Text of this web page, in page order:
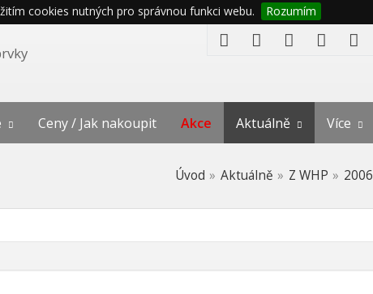
cookies nutných pro správnou funkci webu. Rozumím
Ceny / Jak nakoupit Akce Aktuálně Více
Úvod Aktuálně Z WHP 2006